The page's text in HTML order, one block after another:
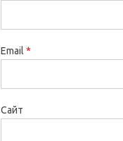
Email *
Сайт